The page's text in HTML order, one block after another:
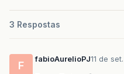
3 Respostas
F
fabioAurelioPJ11 de